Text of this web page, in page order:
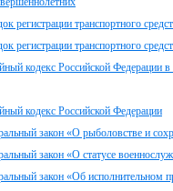
регистрации транспортного
регистрации транспортного
кодекс Российской Федерации
кодекс Российской Федерации
закон «О рыболовстве и
закон «О статусе
закон «Об исполнительном